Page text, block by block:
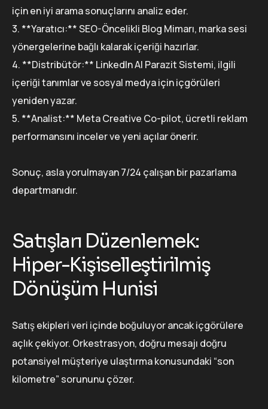
için en iyi arama sonuçlarını analiz eder.
3. **Yaratıcı:** SEO-Öncelikli Blog Mimarı, marka sesi
yönergelerine bağlı kalarak içeriği hazırlar.
4. **Distribütör:** LinkedIn AI Parazit Sistemi, ilgili
içeriği tanımlar ve sosyal medya için içgörüleri
yeniden yazar.
5. **Analist:** Meta Creative Co-pilot, ücretli reklam
performansını inceler ve yeni açılar önerir.
Sonuç, asla yorulmayan 7/24 çalışan bir pazarlama
departmanıdır.
Satışları Düzenlemek:
Hiper-Kişiselleştirilmiş
Dönüşüm Hunisi
Satış ekipleri veri içinde boğuluyor ancak içgörülere
açlık çekiyor. Orkestrasyon, doğru mesajı doğru
potansiyel müşteriye ulaştırma konusundaki “son
kilometre” sorununu çözer.